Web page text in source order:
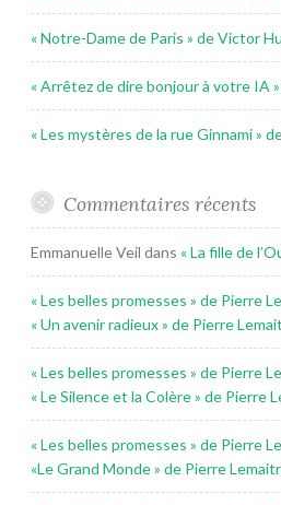
« Notre-Dame de Paris » de Victor
« Arrêtez de dire bonjour à votre IA
« Les mystères de la rue Ginnami »
Commentaires récents
Emmanuelle Veil dans « La fille de
« Les belles promesses » de Pierre
« Un avenir radieux » de Pierre
« Les belles promesses » de Pierre
« Le Silence et la Colère » de Pierre
« Les belles promesses » de Pierre
«Le Grand Monde » de Pierre